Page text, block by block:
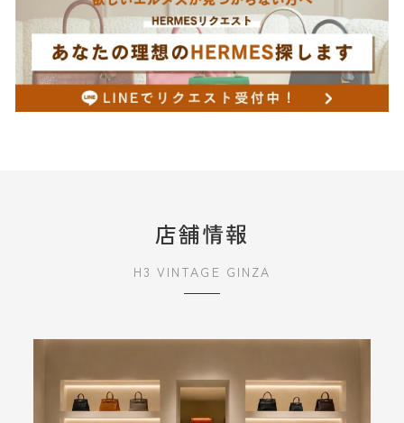
店舗情報
H3 VINTAGE GINZA